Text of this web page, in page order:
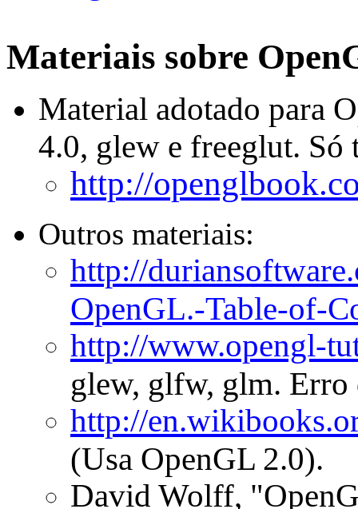
Materiais sobre
Material adotado para
4.0, glew e freeglut.
http://
Outros materiais:
http://
OpenGL.-Table-of-
http://www.opengl-
glew, glfw, glm. Erro
http://
(Usa OpenGL 2.0).
David Wolff,